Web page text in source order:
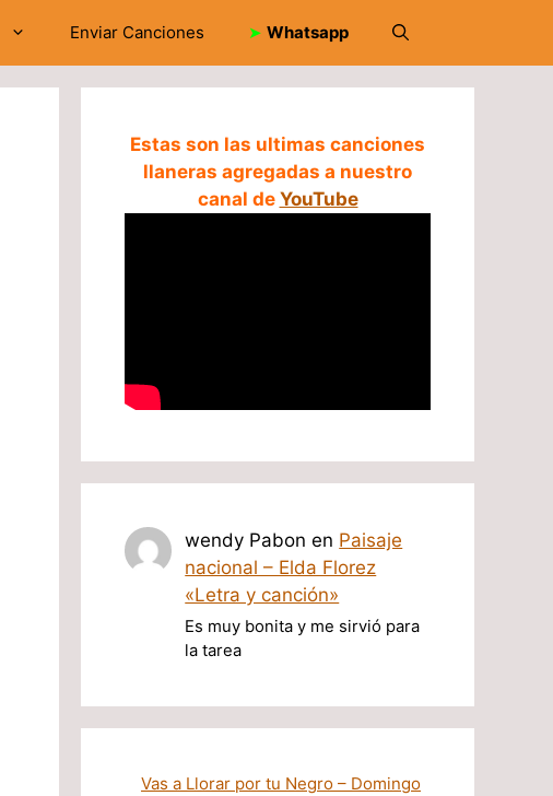
Enviar Canciones ➤ Whatsapp
Estas son las ultimas canciones
llaneras agregadas a nuestro
canal de YouTube
wendy Pabon en Paisaje
nacional – Elda Florez
«Letra y canción»
Es muy bonita y me sirvió para
la tarea
Vas a Llorar por tu Negro – Domingo